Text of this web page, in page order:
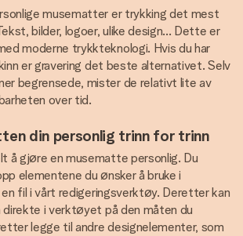
musematter er trykking det mest
bilder, logoer, ulike design... Dette er
moderne trykkteknologi. Hvis du har
er gravering det beste alternativet. Selv
begrensede, mister de relativt lite av
over tid.
din personlig trinn for trinn
å gjøre en musematte personlig. Du
elementene du ønsker å bruke i
fil i vårt redigeringsverktøy. Deretter kan
direkte i verktøyet på den måten du
legge til andre designelementer, som